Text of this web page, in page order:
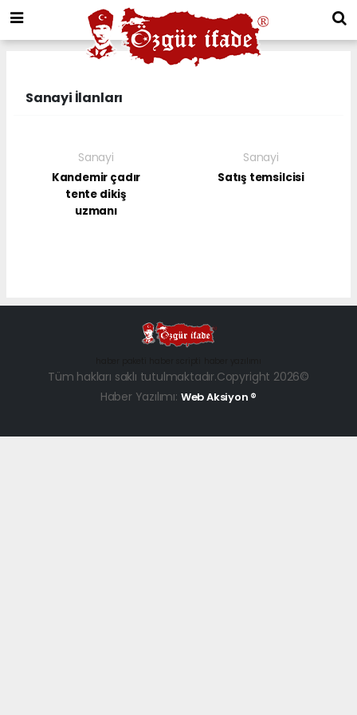
Sanayi İlanları
Sanayi
Kandemir çadır
tente dikiş
uzmanı
Sanayi
Satış temsilcisi
Tüm hakları saklı tutulmaktadır.Copyright 2026©
Haber Yazılımı: Web Aksiyon ®